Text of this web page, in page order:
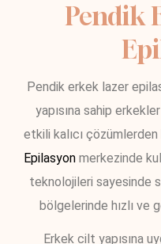
Pendik
Pendik erkek lazer
yapısına sahip
etkili kalıcı
Epilasyon merkezinde
teknolojileri sayesinde
bölgelerinde hızlı ve
Erkek cilt yapısına